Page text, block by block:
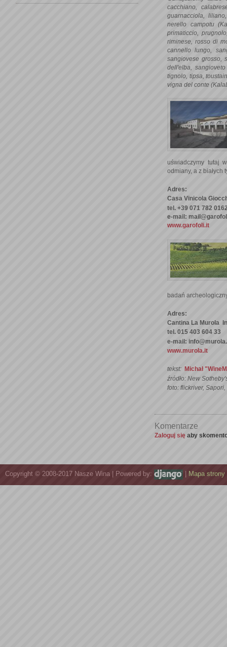
cacchiano,
guarnacciola,
nerello campotu
primaticcio,
riminese, rosso di
cannello lungo,
sangiovese grosso,
dell'elba,
tignolo, tipsa,
vigna del conte
uświadczymy tutaj
odmiany, a z
Adres:
Casa Vinicola
tel. +39 071 782
e-mail:
www.garofoli.it
badań
Adres:
Cantina La Murola
tel. 015 403 604 33
e-mail:
www.murola.it
tekst: Michał
źródło: New
foto: flickriver,
Komentarze
Zaloguj się aby
Copyright © 2008-2017 Nasze Wina | Powered by: Mapa strony